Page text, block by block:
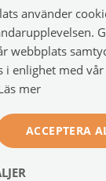
Natur
storlek från:
använder
webbplats
i enlighet med vår
mer
ACCEPTERA